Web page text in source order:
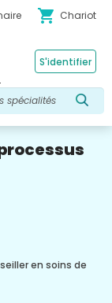
shopping_cart Chariot
S'identifier
en soins de